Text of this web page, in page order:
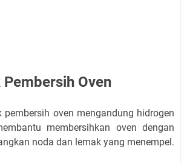
Oven
pembersih oven mengandung hidrogen
membersihkan oven dengan
noda dan lemak yang menempel.